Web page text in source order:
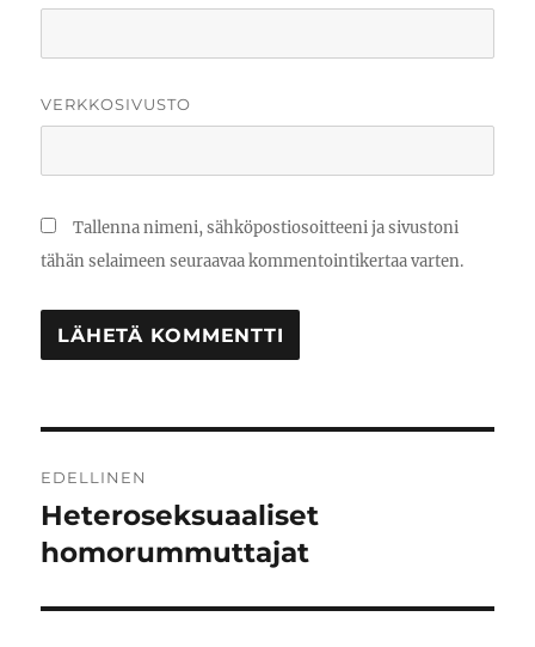
VERKKOSIVUSTO
Tallenna nimeni, sähköpostiosoitteeni ja sivustoni
tähän selaimeen seuraavaa kommentointikertaa varten.
selaus
EDELLINEN
Edellinen
artikkeli:
Heteroseksuaaliset
homorummuttajat